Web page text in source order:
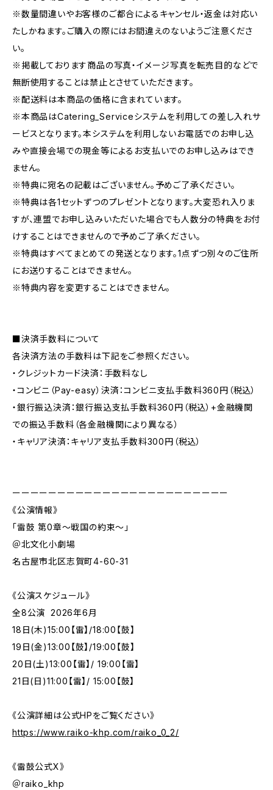
※数量間違いやお客様のご都合によるキャンセル・返金は対応い
たしかねます。ご購入の際にはお間違えのないようご注意くださ
い。
※掲載しております商品の写真・イメージ写真を転売目的などで
無断使用することは禁止とさせていただきます。
※配送料は本商品の価格に含まれています。
※本商品はCatering_Serviceシステムを利用しての差し入れサ
ービスとなります。本システムを利用しないお電話でのお申し込
みや直接会場での現金等によるお支払いでのお申し込みはでき
ません。
※特典に宛名の記載はございません。予めご了承ください。
※特典は各1セットずつのプレゼントとなります。大変恐れ入りま
すが、連盟でお申し込みいただいた場合でも人数分の特典をお付
けすることはできませんので予めご了承ください。
※特典はすべてまとめての発送となります。1点ずつ別々のご住所
にお送りすることはできません。
※特典内容を変更することはできません。
■決済手数料について
各決済方法の手数料は下記をご参照ください。
・クレジットカード決済：手数料なし
・コンビニ（Pay-easy）決済：コンビニ支払手数料360円（税込）
・銀行振込決済：銀行振込支払手数料360円（税込）+金融機関
での振込手数料（各金融機関により異なる）
・キャリア決済：キャリア支払手数料300円（税込）
ーーーーーーーーーーーーーーーーーーーーーーーー
《公演情報》
「雷鼓 第0章〜戦国の約束〜」
＠北文化小劇場
名古屋市北区志賀町4-60-31
《公演スケジュール》
全8公演 2026年6月
18日(木)15:00【雷】/18:00【鼓】
19日(金)13:00【鼓】/19:00【鼓】
20日(土)13:00【雷】/ 19:00【雷】
21日(日)11:00【雷】/ 15:00【鼓】
《公演詳細は公式HPをご覧ください》
https://www.raiko-khp.com/raiko_0_2/
《雷鼓公式X》
＠raiko_khp